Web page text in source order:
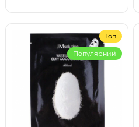
Топ
Популярний